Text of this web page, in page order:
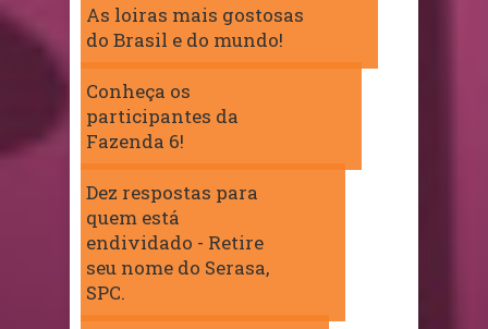
As loiras mais gostosas
do Brasil e do mundo!
Conheça os
participantes da
Fazenda 6!
Dez respostas para
quem está
endividado - Retire
seu nome do Serasa,
SPC.